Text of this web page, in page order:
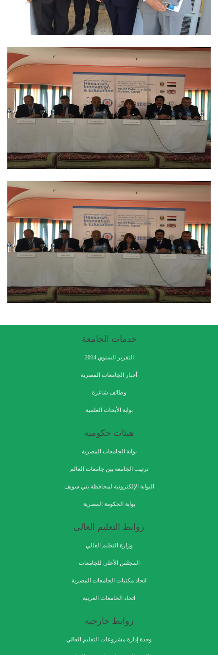
خدمات الجامعة
التقرير السنوي 2014
أخبار الجامعات المصرية
وظائف شاغرة
بوابة الأبحاث العلمية
هيئات حكوميه
بوابة الجامعات المصرية
ترتيب الجامعة بين جامعات العالم
البوابة الإلكترونية لمحافظة بني سويف
بوابة الحكومة المصرية
روابط التعليم العالى
وزارة التعليم العالي
المجلس الأعلي للجامعات
اتحاد مكتبات الجامعات المصرية
اتحاد الجامعات العربية
روابط خارجيه
وحدة إدارة مشروعات التعليم العالي